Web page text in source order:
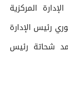
المركزية
رئيس الإدارة
شحاتة رئيس